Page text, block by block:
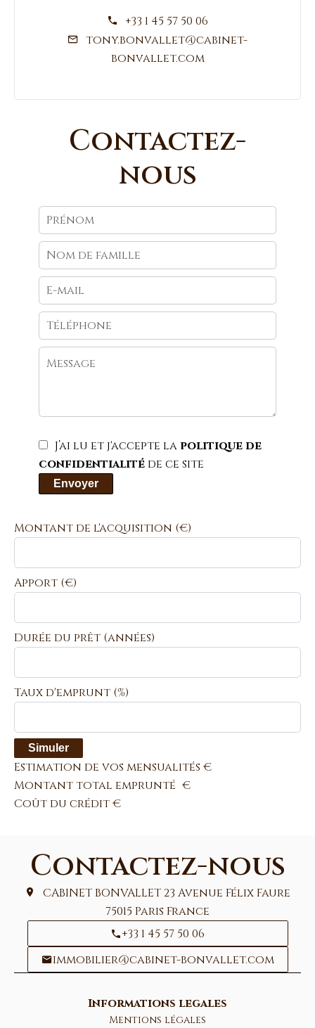
+33 1 45 57 50 06
tony.bonvallet@cabinet-
bonvallet.com
Contactez-
nous
J’ai lu et j'accepte la politique de
confidentialité de ce site
Envoyer
Montant de l'acquisition (€)
Apport (€)
Durée du prêt (années)
Taux d'emprunt (%)
Simuler
Estimation de vos mensualités €
Montant total emprunté €
Coût du crédit€
Contactez-nous
CABINET BONVALLET23 Avenue Félix Faure
75015 Paris France
+33 1 45 57 50 06
immobilier@cabinet-bonvallet.com
Informations legales
Mentions légales